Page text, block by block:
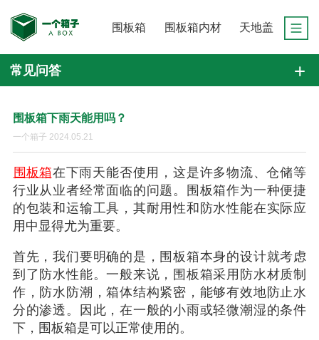
围板箱 围板箱内材 天地盖
常见问答
围板箱下雨天能用吗？
一个箱子 2024.05.21
围板箱在下雨天能否使用，这是许多物流、仓储等
行业从业者经常面临的问题。围板箱作为一种便捷
的包装和运输工具，其耐用性和防水性能在实际应
用中显得尤为重要。
首先，我们要明确的是，围板箱本身的设计就考虑
到了防水性能。一般来说，围板箱采用防水材质制
作，防水防潮，箱体结构紧密，能够有效地防止水
分的渗透。因此，在一般的小雨或轻微潮湿的条件
下，围板箱是可以正常使用的。